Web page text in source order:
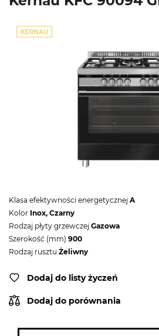
Klasa efektywności energetycznej A
Kolor Inox, Czarny
Rodzaj płyty grzewczej Gazowa
Szerokość (mm) 900
Rodzaj rusztu Żeliwny
Dodaj do listy życzeń
Dodaj do porównania